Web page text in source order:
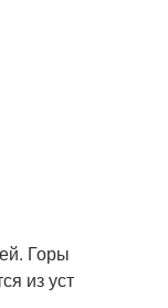
Горы
из уст